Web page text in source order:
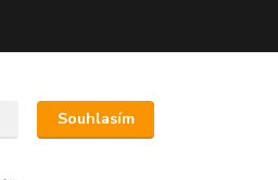
Souhlasím